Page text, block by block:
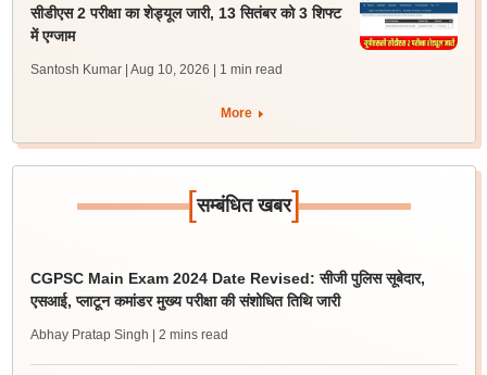
सीडीएस 2 परीक्षा का शेड्यूल जारी, 13 सितंबर को 3 शिफ्ट
में एग्जाम
Santosh Kumar | Aug 10, 2026 | 1 min read
More
[सम्बंधित खबर]
CGPSC Main Exam 2024 Date Revised: सीजी पुलिस सूबेदार,
एसआई, प्लाटून कमांडर मुख्य परीक्षा की संशोधित तिथि जारी
Abhay Pratap Singh | 2 mins read